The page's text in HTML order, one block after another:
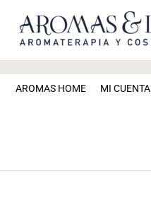
AROMAS HOME MI CUENTA